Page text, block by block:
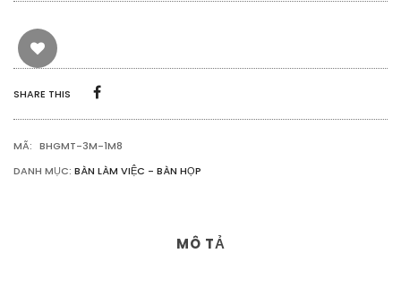
SHARE THIS
MÃ: BHGMT-3M-1M8
DANH MỤC: BÀN LÀM VIỆC - BÀN HỌP
MÔ TẢ